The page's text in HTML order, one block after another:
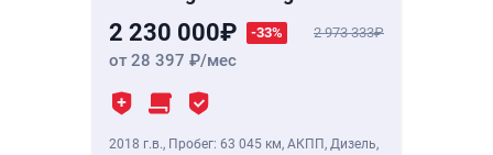
2 230 000 -33% 2 973 333
от 28 397 /мес
2018 г.в., Пробег: 63 045 км, АКПП, Дизель,